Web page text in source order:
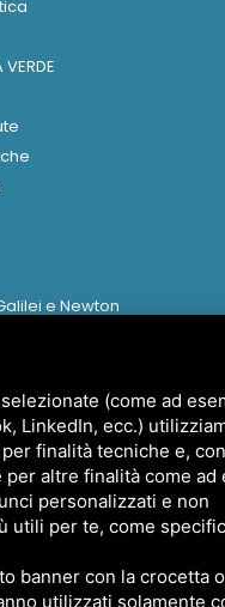
VERDE
e Newton
(come ad
LinkedIn, ecc.)
finalità tecniche e,
per altre finalità come ad
personalizzati e non
utili per te, come
banner con la crocetta
utilizzati solamente